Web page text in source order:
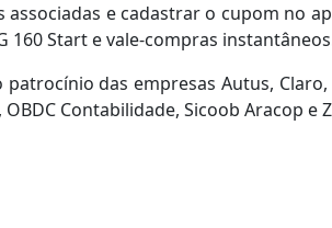
e cadastrar o cupom no
160 Start e vale-compras
das empresas Autus, Claro,
Contabilidade, Sicoob Aracop e